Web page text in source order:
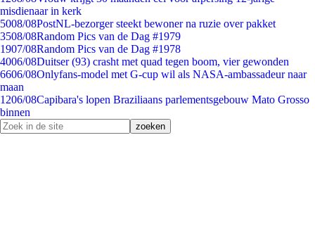
misdienaar in kerk
5008/08PostNL-bezorger steekt bewoner na ruzie over pakket
3508/08Random Pics van de Dag #1979
1907/08Random Pics van de Dag #1978
4006/08Duitser (93) crasht met quad tegen boom, vier gewonden
6606/08Onlyfans-model met G-cup wil als NASA-ambassadeur naar
maan
1206/08Capibara's lopen Braziliaans parlementsgebouw Mato Grosso
binnen